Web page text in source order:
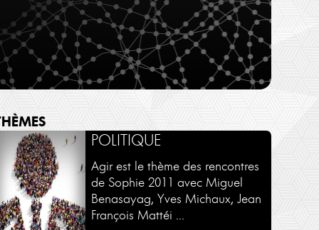
SÉMINAIRES - COURS
Une sélection de séminaires en
intégralité et en exclusivité sur
Philosophies.tv
Voir plus
AUTOUR D'UN LIVRE
Une sélection d'ouvrages par
leurs auteurs.
Voir plus
POLITIQUE
Agir est le thème des rencontres
de Sophie 2011 avec Miguel
Benasayag, Yves Michaux, Jean
François Mattéi ...